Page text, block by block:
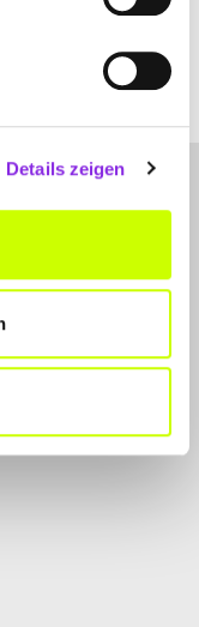
Details zeigen
die Top 8 besten Day